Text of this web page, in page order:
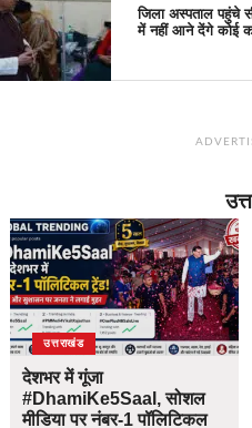
जिला अस्पताल पहुंचे
में नहीं आने देंगे कोई
उत्तराखंड
देशभर में गूंजा
#DhamiKe5Saal, सोशल
मीडिया पर नंबर-1 पॉलिटिकल